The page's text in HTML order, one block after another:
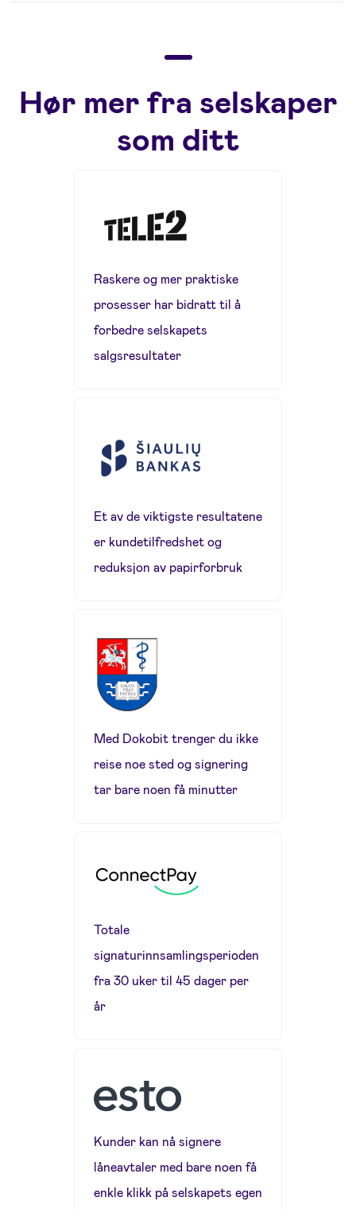
Hør mer fra selskaper
som ditt
Raskere og mer praktiske
prosesser har bidratt til å
forbedre selskapets
salgsresultater
Et av de viktigste resultatene
er kundetilfredshet og
reduksjon av papirforbruk
Med Dokobit trenger du ikke
reise noe sted og signering
tar bare noen få minutter
Totale
signaturinnsamlingsperioden
fra 30 uker til 45 dager per
år
Kunder kan nå signere
låneavtaler med bare noen få
enkle klikk på selskapets egen